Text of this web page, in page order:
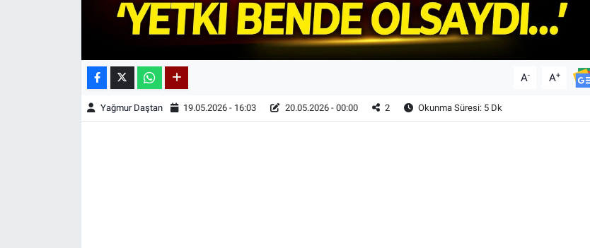
A- A+
Yağmur Daştan 19.05.2026 - 16:03 20.05.2026 - 00:00 2 Okunma Süresi: 5 Dk